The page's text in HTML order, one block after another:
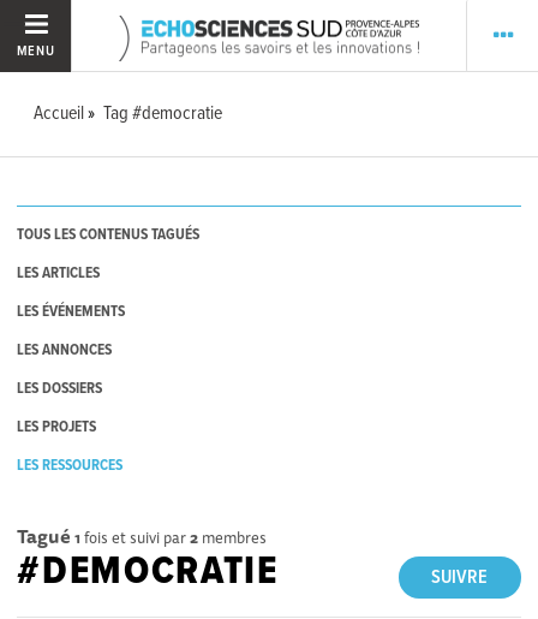
MENU
Accueil Tag #democratie
TOUS LES CONTENUS TAGUÉS
LES ARTICLES
LES ÉVÉNEMENTS
LES ANNONCES
LES DOSSIERS
LES PROJETS
LES RESSOURCES
Tagué 1 fois et suivi par2 membres
SUIVRE
#DEMOCRATIE